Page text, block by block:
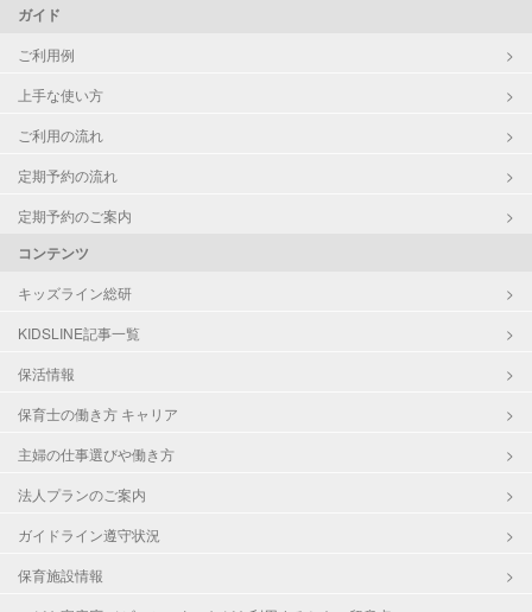
ガイド
ご利用例
上手な使い方
ご利用の流れ
定期予約の流れ
定期予約のご案内
コンテンツ
キッズライン総研
KIDSLINE記事一覧
保活情報
保育士の働き方 キャリア
主婦の仕事選びや働き方
法人プランのご案内
ガイドライン遵守状況
保育施設情報